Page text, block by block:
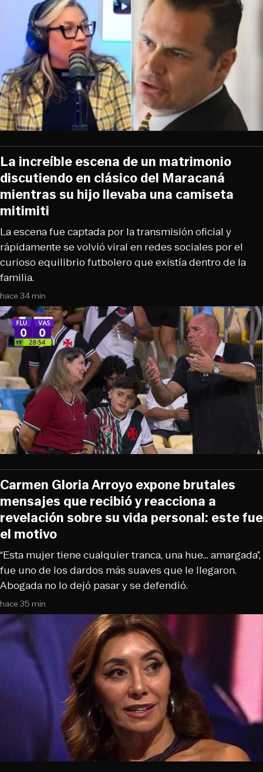
hace 34 min
La escena fue captada por la transmisión oficial y
rápidamente se volvió viral en redes sociales por el
curioso equilibrio futbolero que existía dentro de la
familia.
La increíble escena de un matrimonio
discutiendo en clásico del Maracaná
mientras su hijo llevaba una camiseta
mitimiti
hace 35 min
“Esta mujer tiene cualquier tranca, una hue... amargada”,
fue uno de los dardos más suaves que le llegaron.
Abogada no lo dejó pasar y se defendió.
Carmen Gloria Arroyo expone brutales
mensajes que recibió y reacciona a
revelación sobre su vida personal: este fue
el motivo